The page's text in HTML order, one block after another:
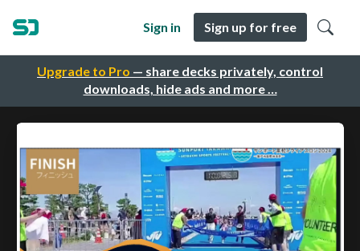
Upgrade to Pro — share decks privately, control
downloads, hide ads and more …
Sign in Sign up for free